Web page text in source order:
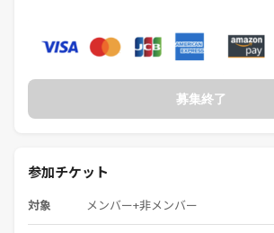
募集終了
参加チケット
対象 メンバー+非メンバー